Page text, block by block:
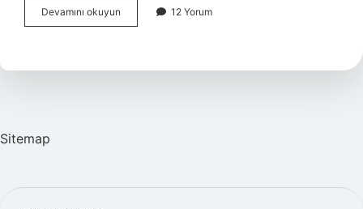
Devamını okuyun
Örgusu
12 Yorum
Sitemap